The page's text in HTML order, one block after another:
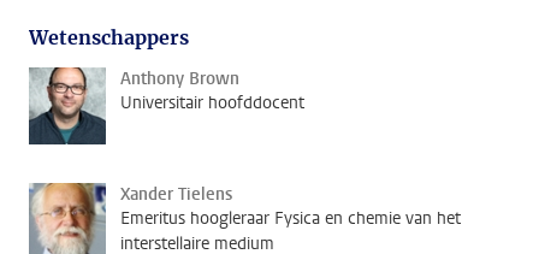
Wetenschappers
Anthony Brown
Universitair hoofddocent
Xander Tielens
Emeritus hoogleraar Fysica en chemie van het
interstellaire medium